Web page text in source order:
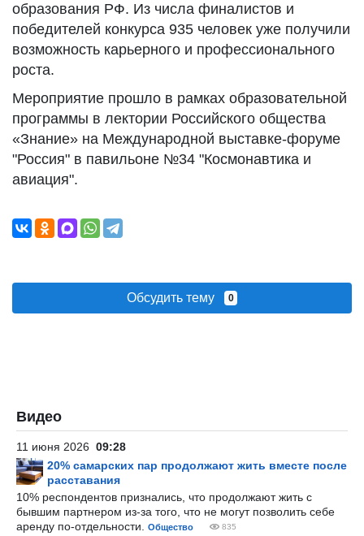
образования РФ. Из числа финалистов и
победителей конкурса 935 человек уже получили
возможность карьерного и профессионального
роста.
Мероприятие прошло в рамках образовательной
программы в лектории Российского общества
«Знание» на Международной выставке-форуме
"Россия" в павильоне №34 "Космонавтика и
авиация".
Обсудить тему 0
Видео
11 июня 2026 09:28
20% самарских пар продолжают жить вместе после
расставания
10% респондентов признались, что продолжают жить с
бывшим партнером из-за того, что не могут позволить себе
аренду по-отдельности.
Общество 835